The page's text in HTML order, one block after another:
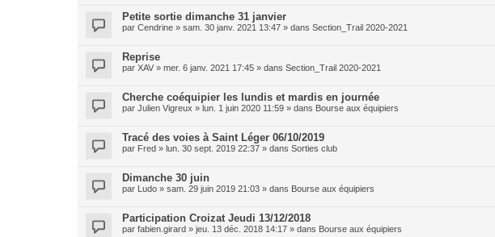
Petite sortie dimanche 31 janvier
par Cendrine » sam. 30 janv. 2021 13:47 » dans Section_Trail 2020-2021
Reprise
par XAV » mer. 6 janv. 2021 17:45 » dans Section_Trail 2020-2021
Cherche coéquipier les lundis et mardis en journée
par Julien Vigreux » lun. 1 juin 2020 11:59 » dans Bourse aux équipiers
Tracé des voies à Saint Léger 06/10/2019
par Fred » lun. 30 sept. 2019 22:37 » dans Sorties club
Dimanche 30 juin
par Ludo » sam. 29 juin 2019 21:03 » dans Bourse aux équipiers
Participation Croizat Jeudi 13/12/2018
par fabien.girard » jeu. 13 déc. 2018 14:17 » dans Bourse aux équipiers